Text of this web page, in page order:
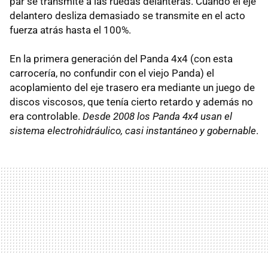
delantero desliza demasiado se transmite en el acto
fuerza atrás hasta el 100%.
En la primera generación del Panda 4x4 (con esta
carrocería, no confundir con el viejo Panda) el
acoplamiento del eje trasero era mediante un juego de
discos viscosos, que tenía cierto retardo y además no
era controlable. Desde 2008 los Panda 4x4 usan el
sistema electrohidráulico, casi instantáneo y gobernable.